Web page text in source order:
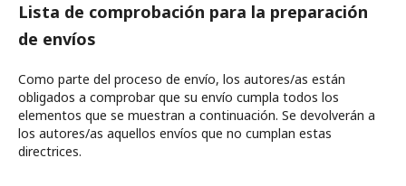
Lista de comprobación para la preparación
de envíos
Como parte del proceso de envío, los autores/as están
obligados a comprobar que su envío cumpla todos los
elementos que se muestran a continuación. Se devolverán a
los autores/as aquellos envíos que no cumplan estas
directrices.